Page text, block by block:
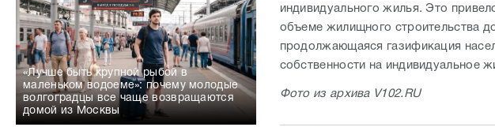
«Лучше быть крупной рыбой в
маленьком водоеме»: почему молодые
волгоградцы все чаще возвращаются
домой из Москвы
индивидуального жилья. Это
объеме жилищного строительства
продолжающаяся газификация
собственности на индивидуальное
Фото из архива V102.RU